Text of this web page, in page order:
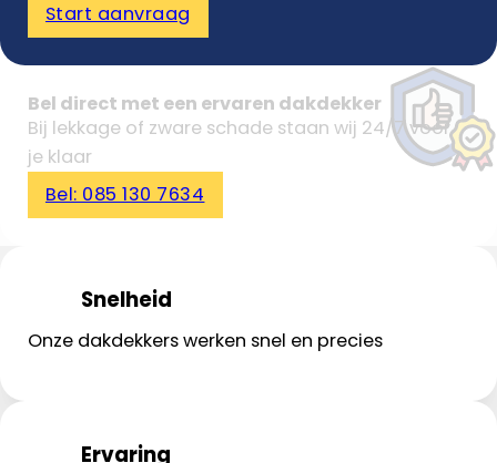
Start aanvraag
Bel direct met een ervaren dakdekker
Bij lekkage of zware schade staan wij 24/7 voor
je klaar
Bel: 085 130 7634
Snelheid
Onze dakdekkers werken snel en precies
Ervaring